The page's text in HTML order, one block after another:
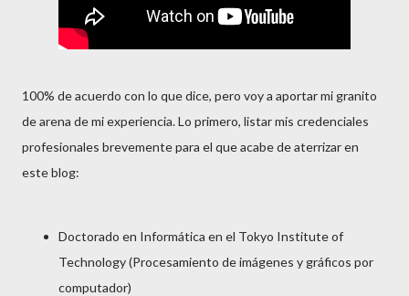
100% de acuerdo con lo que dice, pero voy a aportar mi granito
de arena de mi experiencia. Lo primero, listar mis credenciales
profesionales brevemente para el que acabe de aterrizar en
este blog:
Doctorado en Informática en el Tokyo Institute of
Technology (Procesamiento de imágenes y gráficos por
computador)